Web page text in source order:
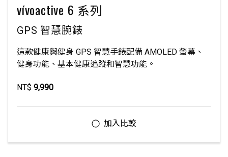
vívoactive 6 系列
GPS 智慧腕錶
這款健康與健身 GPS 智慧手錶配備 AMOLED 螢幕、
健身功能、基本健康追蹤和智慧功能。
NT$ 9,990